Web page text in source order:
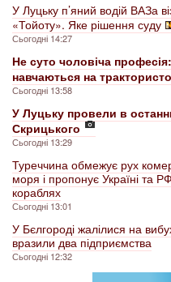
У Луцьку п’яний водій ВАЗа
«Тойоту». Яке рішення суду
Сьогодні 14:27
Не суто чоловіча
навчаються на
Сьогодні 13:58
У Луцьку провели в
Скрицького
Сьогодні 13:29
Туреччина обмежує рух
моря і пропонує Україні та
кораблях
Сьогодні 13:01
У Бєлгороді жалілися на
вразили два підприємства
Сьогодні 12:32